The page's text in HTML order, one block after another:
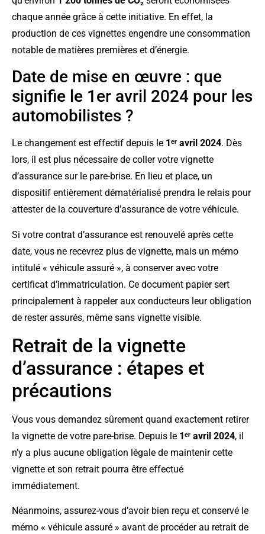
chaque année grâce à cette initiative. En effet, la
production de ces vignettes engendre une consommation
notable de matières premières et d’énergie.
Date de mise en œuvre : que
signifie le 1er avril 2024 pour les
automobilistes ?
Le changement est effectif depuis le 1ᵉʳ avril 2024. Dès
lors, il est plus nécessaire de coller votre vignette
d’assurance sur le pare-brise. En lieu et place, un
dispositif entièrement dématérialisé prendra le relais pour
attester de la couverture d’assurance de votre véhicule.
Si votre contrat d’assurance est renouvelé après cette
date, vous ne recevrez plus de vignette, mais un mémo
intitulé « véhicule assuré », à conserver avec votre
certificat d’immatriculation. Ce document papier sert
principalement à rappeler aux conducteurs leur obligation
de rester assurés, même sans vignette visible.
Retrait de la vignette
d’assurance : étapes et
précautions
Vous vous demandez sûrement quand exactement retirer
la vignette de votre pare-brise. Depuis le 1ᵉʳ avril 2024, il
n’y a plus aucune obligation légale de maintenir cette
vignette et son retrait pourra être effectué
immédiatement.
Néanmoins, assurez-vous d’avoir bien reçu et conservé le
mémo « véhicule assuré » avant de procéder au retrait de